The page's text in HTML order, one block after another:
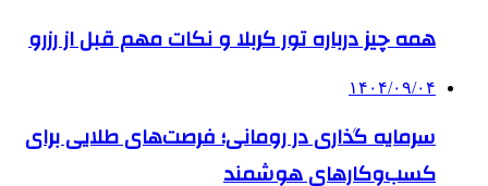
همه چیز درباره تور کربلا و نکات مهم قبل از رزرو
۱۴۰۴/۰۹/۰۴
سرمایه گذاری در رومانی؛ فرصت‌های طلایی برای
کسب‌وکارهای هوشمند